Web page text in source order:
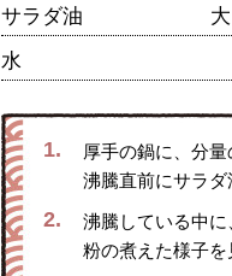
サラダ油
水
1.
厚手の鍋に、分
沸騰直前にサラダ
2.
沸騰している中
粉の煮えた様子